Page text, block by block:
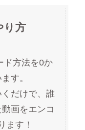
り方
ド方法を0か
す。
だけで、誰
画をエンコ
ます！